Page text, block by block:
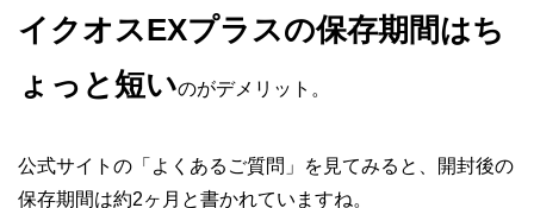
イクオスEXプラスの保存期間はち
ょっと短いのがデメリット。
公式サイトの「よくあるご質問」を見てみると、開封後の
保存期間は約2ヶ月と書かれていますね。